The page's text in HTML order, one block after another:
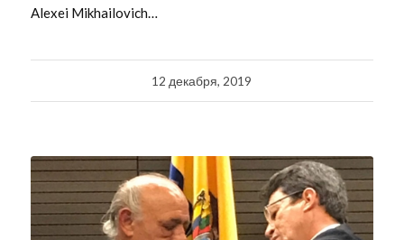
Alexei Mikhailovich…
12 декабря, 2019